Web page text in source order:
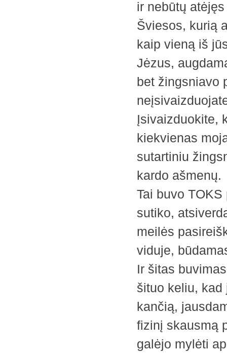
ir nebūtų
Šviesos, kurią
kaip vieną iš
Jėzus,
bet žingsniavo
Įsivaizduokite,
kiekvienas
sutartiniu
kardo ašmenų.
Tai buvo
sutiko,
meilės
viduje,
Ir šitas
šituo keliu,
kančią,
fizinį skausmą
galėjo mylėti